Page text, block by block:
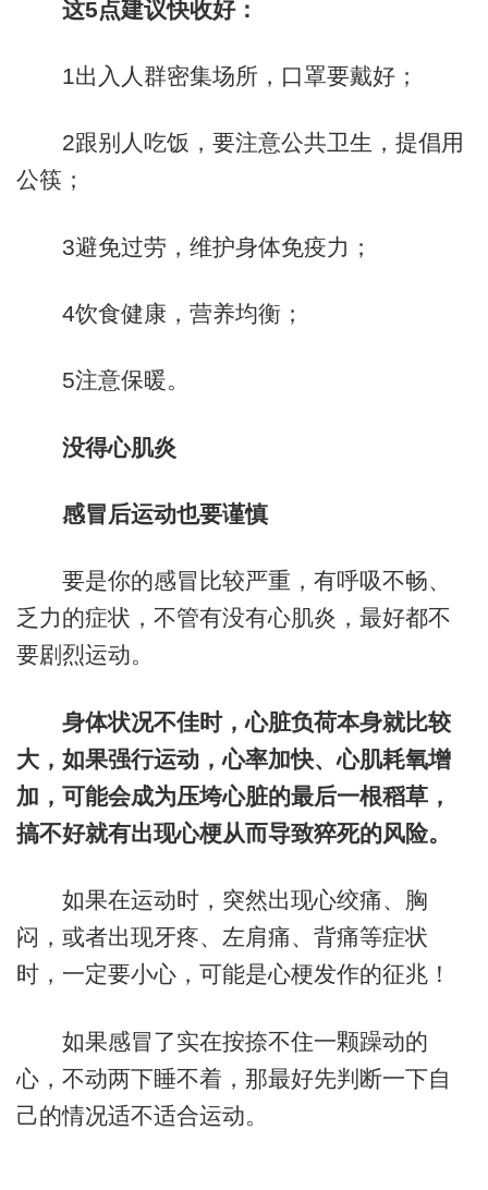
这5点建议快收好：
1出入人群密集场所，口罩要戴好；
2跟别人吃饭，要注意公共卫生，提倡用
公筷；
3避免过劳，维护身体免疫力；
4饮食健康，营养均衡；
5注意保暖。
没得心肌炎
感冒后运动也要谨慎
要是你的感冒比较严重，有呼吸不畅、
乏力的症状，不管有没有心肌炎，最好都不
要剧烈运动。
身体状况不佳时，心脏负荷本身就比较
大，如果强行运动，心率加快、心肌耗氧增
加，可能会成为压垮心脏的最后一根稻草，
搞不好就有出现心梗从而导致猝死的风险。
如果在运动时，突然出现心绞痛、胸
闷，或者出现牙疼、左肩痛、背痛等症状
时，一定要小心，可能是心梗发作的征兆！
如果感冒了实在按捺不住一颗躁动的
心，不动两下睡不着，那最好先判断一下自
己的情况适不适合运动。